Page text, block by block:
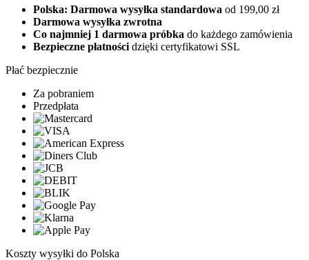
Polska: Darmowa wysyłka standardowa od 199,00 zł
Darmowa wysyłka zwrotna
Co najmniej 1 darmowa próbka do każdego zamówienia
Bezpieczne płatności dzięki certyfikatowi SSL
Płać bezpiecznie
Za pobraniem
Przedpłata
Koszty wysyłki do Polska